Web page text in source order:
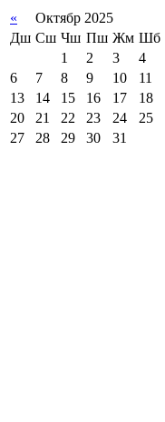
« Октябр 2025
Дш Сш Чш Пш Жм Шб
1
2 3 4
6
7 8 9 10 11
13
14 15 16 17 18
20
21 22 23 24 25
27
28 29 30 31